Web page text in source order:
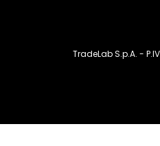
TradeLab S.p.A. -